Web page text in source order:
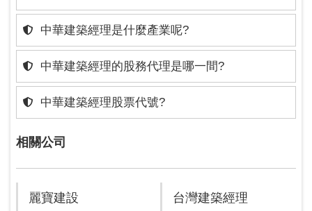
中華建築經理是什麼產業呢?
中華建築經理的股務代理是哪一間?
中華建築經理股票代號?
相關公司
麗寶建設 台灣建築經理